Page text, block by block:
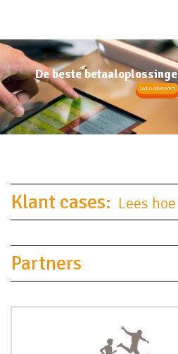
De beste
Laat u adviseren!
Klant cases: Lees hoe wij
Partners